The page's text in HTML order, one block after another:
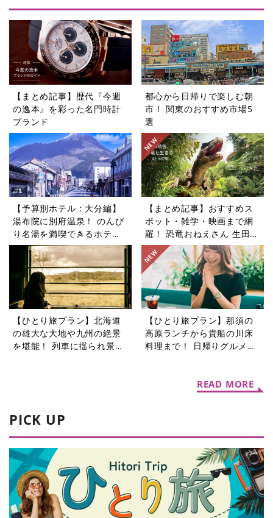
【まとめ記事】歴代『今週
の逸本』を彩った名門時計
ブランド
都心から日帰りで楽しむ朝
市！ 関東のおすすめ市場5
選
【予算別ホテル：大分編】
湯布院に別府温泉！ のんび
り名湯を満喫できるホテル5
選
【まとめ記事】おすすめス
ポット・雑学・映画まで網
羅！ 恐竜おねえさん 生田晴
香の恐竜コラム9選
【ひとり旅プラン】北海道
の雄大な大地や九州の絶景
を堪能！ 列車に揺られ景色
【ひとり旅プラン】那須の
高原ランチから貴船の川床
料理まで！ 日帰りグルメ旅
READ MORE
PICK UP